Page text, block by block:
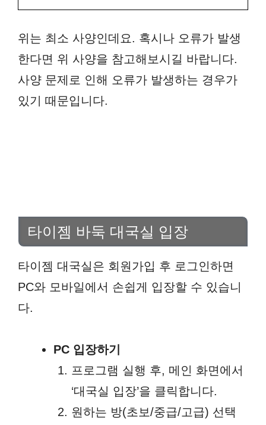
위는 최소 사양인데요. 혹시나 오류가 발생
한다면 위 사양을 참고해보시길 바랍니다.
사양 문제로 인해 오류가 발생하는 경우가
있기 때문입니다.
타이젬 바둑 대국실 입장
타이젬 대국실은 회원가입 후 로그인하면
PC와 모바일에서 손쉽게 입장할 수 있습니
다.
PC 입장하기
프로그램 실행 후, 메인 화면에서
‘대국실 입장’을 클릭합니다.
원하는 방(초보/중급/고급) 선택